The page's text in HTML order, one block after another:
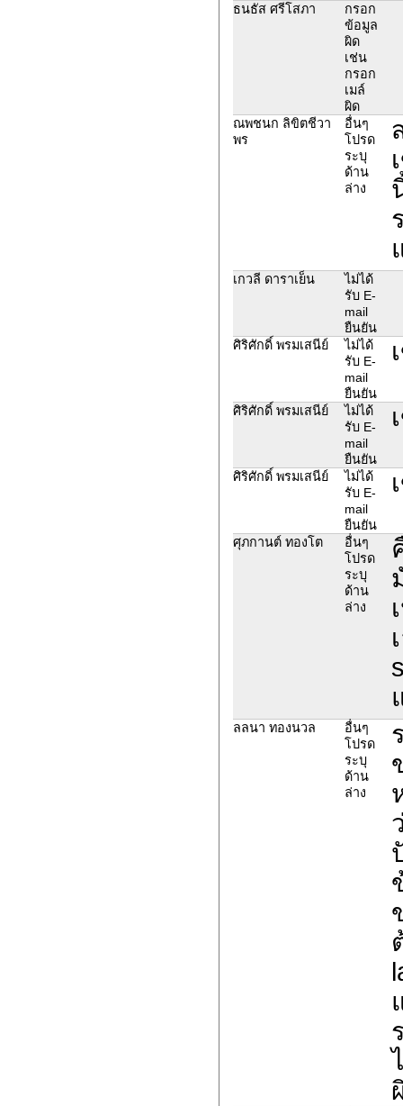
ธนธัส ศรีโสภา
กรอก
ข้อมูล
ผิด
เช่น
กรอก
เมล์
ผิด
ณพชนก ลิขิตชีวา
พร
อื่นๆ
โปรด
ระบุ
ด้าน
ล่าง
เกวลี ดาราเย็น
ไม่ได้
รับ E-
mail
ยืนยัน
ศิริศักดิ์ พรมเสนีย์
ไม่ได้
รับ E-
mail
ยืนยัน
ศิริศักดิ์ พรมเสนีย์
ไม่ได้
รับ E-
mail
ยืนยัน
ศิริศักดิ์ พรมเสนีย์
ไม่ได้
รับ E-
mail
ยืนยัน
ศุภกานต์ ทองโต
อื่นๆ
โปรด
ระบุ
ด้าน
ล่าง
ลลนา ทองนวล
อื่นๆ
โปรด
ระบุ
ด้าน
ล่าง